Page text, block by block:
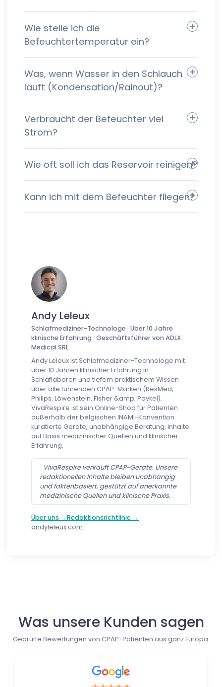
Wie stelle ich die
Befeuchtertemperatur ein?
Was, wenn Wasser in den Schlauch
läuft (Kondensation/Rainout)?
Verbraucht der Befeuchter viel
Strom?
Wie oft soll ich das Reservoir reinigen?
Kann ich mit dem Befeuchter fliegen?
Andy Leleux
Schlafmediziner-Technologe · Über 10 Jahre
klinische Erfahrung · Geschäftsführer von ADLX
Medical SRL
Andy Leleux ist Schlafmediziner-Technologe mit
über 10 Jahren klinischer Erfahrung in
Schlaflaboren und tiefem praktischem Wissen
über alle führenden CPAP-Marken (ResMed,
Philips, Löwenstein, Fisher &amp; Paykel).
VivaRespire ist sein Online-Shop für Patienten
außerhalb der belgischen INAMI-Konvention:
kuratierte Geräte, unabhängige Beratung, Inhalte
auf Basis medizinischer Quellen und klinischer
Erfahrung.
VivaRespire verkauft CPAP-Geräte. Unsere
redaktionellen Inhalte bleiben unabhängig
und faktenbasiert, gestützt auf anerkannte
medizinische Quellen und klinische Praxis.
Über uns →Redaktionsrichtlinie →
andyleleux.com
Was unsere Kunden sagen
Geprüfte Bewertungen von CPAP-Patienten aus ganz Europa.